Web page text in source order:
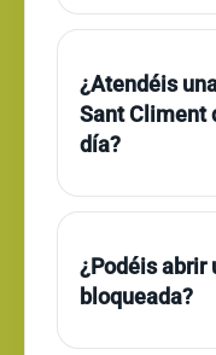
¿Atendéis
Sant Climent
día?
¿Podéis abrir
bloqueada?